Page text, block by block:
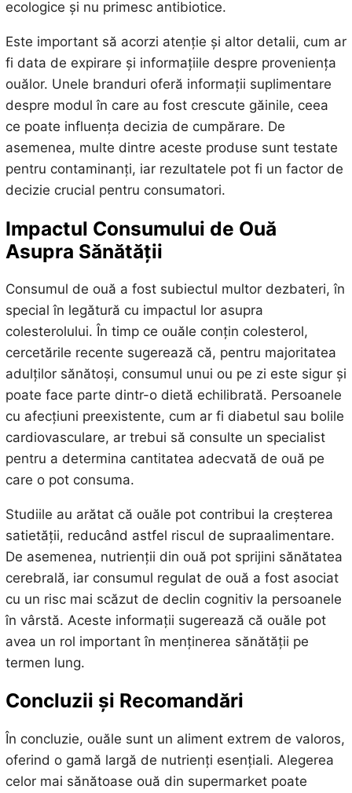
ecologice și nu primesc antibiotice.
Este important să acorzi atenție și altor detalii, cum ar
fi data de expirare și informațiile despre proveniența
ouălor. Unele branduri oferă informații suplimentare
despre modul în care au fost crescute găinile, ceea
ce poate influența decizia de cumpărare. De
asemenea, multe dintre aceste produse sunt testate
pentru contaminanți, iar rezultatele pot fi un factor de
decizie crucial pentru consumatori.
Impactul Consumului de Ouă
Asupra Sănătății
Consumul de ouă a fost subiectul multor dezbateri, în
special în legătură cu impactul lor asupra
colesterolului. În timp ce ouăle conțin colesterol,
cercetările recente sugerează că, pentru majoritatea
adulților sănătoși, consumul unui ou pe zi este sigur și
poate face parte dintr-o dietă echilibrată. Persoanele
cu afecțiuni preexistente, cum ar fi diabetul sau bolile
cardiovasculare, ar trebui să consulte un specialist
pentru a determina cantitatea adecvată de ouă pe
care o pot consuma.
Studiile au arătat că ouăle pot contribui la creșterea
satietății, reducând astfel riscul de supraalimentare.
De asemenea, nutrienții din ouă pot sprijini sănătatea
cerebrală, iar consumul regulat de ouă a fost asociat
cu un risc mai scăzut de declin cognitiv la persoanele
în vârstă. Aceste informații sugerează că ouăle pot
avea un rol important în menținerea sănătății pe
termen lung.
Concluzii și Recomandări
În concluzie, ouăle sunt un aliment extrem de valoros,
oferind o gamă largă de nutrienți esențiali. Alegerea
celor mai sănătoase ouă din supermarket poate